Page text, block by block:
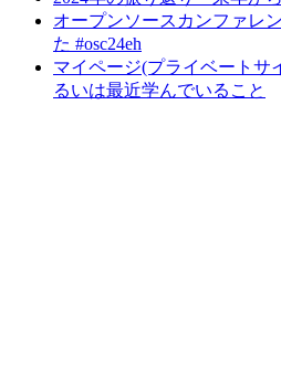
オープンソースカンファレ
た #osc24eh
マイページ(プライベートサ
るいは最近学んでいること